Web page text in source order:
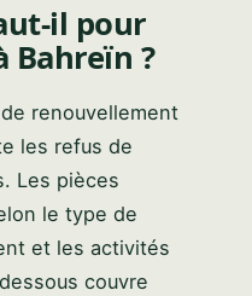
il pour
Bahreïn ?
renouvellement
les refus de
Les pièces
le type de
et les activités
couvre